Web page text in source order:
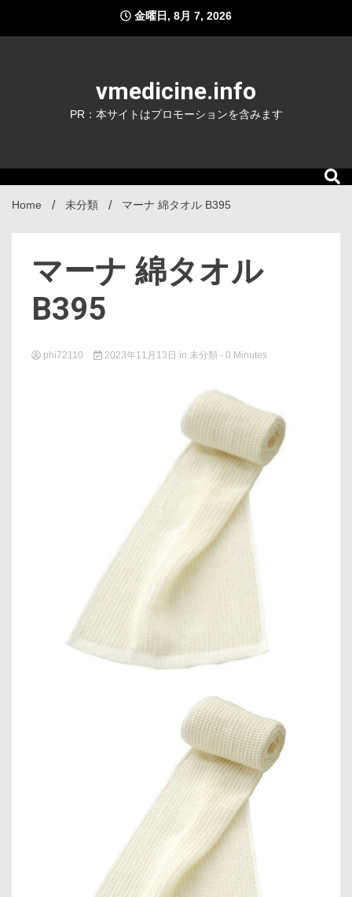
content
金曜日, 8月 7, 2026
vmedicine.info
PR：本サイトはプロモーションを含みます
Home 未分類 マーナ 綿タオル B395
マーナ 綿タオル
B395
phi72110 2023年11月13日 in 未分類 - 0 Minutes